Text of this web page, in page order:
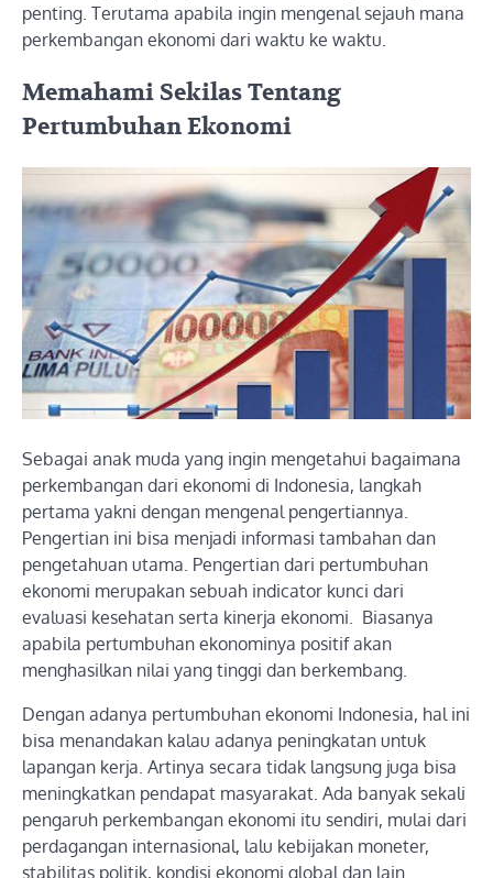
penting. Terutama apabila ingin mengenal sejauh mana
perkembangan ekonomi dari waktu ke waktu.
Memahami Sekilas Tentang
Pertumbuhan Ekonomi
Sebagai anak muda yang ingin mengetahui bagaimana
perkembangan dari ekonomi di Indonesia, langkah
pertama yakni dengan mengenal pengertiannya.
Pengertian ini bisa menjadi informasi tambahan dan
pengetahuan utama. Pengertian dari pertumbuhan
ekonomi merupakan sebuah indicator kunci dari
evaluasi kesehatan serta kinerja ekonomi. Biasanya
apabila pertumbuhan ekonominya positif akan
menghasilkan nilai yang tinggi dan berkembang.
Dengan adanya pertumbuhan ekonomi Indonesia, hal ini
bisa menandakan kalau adanya peningkatan untuk
lapangan kerja. Artinya secara tidak langsung juga bisa
meningkatkan pendapat masyarakat. Ada banyak sekali
pengaruh perkembangan ekonomi itu sendiri, mulai dari
perdagangan internasional, lalu kebijakan moneter,
stabilitas politik, kondisi ekonomi global dan lain